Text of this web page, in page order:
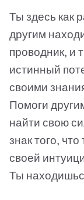
Ты здесь как
другим
проводник, и
истинный
своими
Помоги
найти свою
знак того,
своей
Ты